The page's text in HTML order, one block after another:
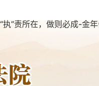
“执”责所在，做则必成-金